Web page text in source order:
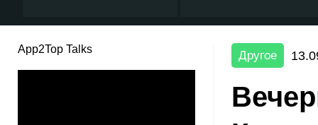
App2Top Talks Другое